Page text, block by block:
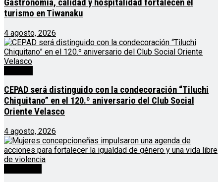
Gastronomía, calidad y hospitalidad fortalecen el
turismo en Tiwanaku
4 agosto, 2026
CEPAD será distinguido con la condecoración “Tiluchi
Chiquitano” en el 120.º aniversario del Club Social
Oriente Velasco
4 agosto, 2026